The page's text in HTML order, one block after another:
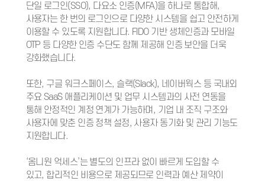
단일 로그인(SSO), 다요소 인증(MFA)을 하나로 통합해,
사용자는 한 번의 로그인으로 다양한 시스템을 쉽고 안전하게
이용할 수 있도록 지원합니다. FIDO 기반 생체인증과 모바일
OTP 등 다양한 인증 수단도 함께 제공해 인증 보안을 더욱
강화했습니다.
또한, 구글 워크스페이스, 슬랙(Slack), 네이버웍스 등 국내외
주요 SaaS 애플리케이션 및 업무 시스템과의 사전 연동을
통해 안정적인 계정 연계가 가능하며, 기업 내 조직 구조와
사용자에 맞춘 인증 정책 설정, 사용자 동기화 및 관리 기능도
지원합니다.
‘옴니원 억세스’는 별도의 인프라 없이 빠르게 도입할 수
있고, 합리적인 비용으로 제공되므로 인력과 예산 제약이